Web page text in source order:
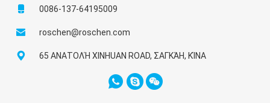
0086-137-64195009
roschen@roschen.com
65 ΑΝΑΤΟΛΉ XINHUAN ROAD, ΣΑΓΚΆΗ, ΚΊΝΑ